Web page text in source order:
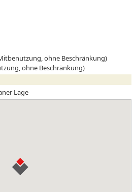
ohne Beschränkung)
ohne Beschränkung)
Lage